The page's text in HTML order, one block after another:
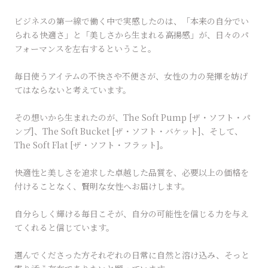
ビジネスの第一線で働く中で実感したのは、「本来の自分でい
られる快適さ」と「美しさから生まれる高揚感」が、日々のパ
フォーマンスを左右するということ。
毎日使うアイテムの不快さや不便さが、女性の力の発揮を妨げ
てはならないと考えています。
その想いから生まれたのが、The Soft Pump [ザ・ソフト・パ
ンプ]、The Soft Bucket [ザ・ソフト・バケット]、そして、
The Soft Flat [ザ・ソフト・フラット]。
快適性と美しさを追求した卓越した品質を、必要以上の価格を
付けることなく、賢明な女性へお届けします。
自分らしく輝ける毎日こそが、自分の可能性を信じる力を与え
てくれると信じています。
選んでくださった方それぞれの日常に自然と溶け込み、そっと